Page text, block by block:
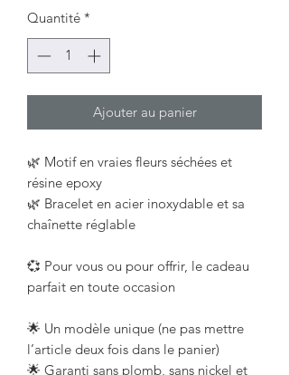
Quantité *
Ajouter au panier
🌿 Motif en vraies fleurs séchées et
résine epoxy
🌿 Bracelet en acier inoxydable et sa
chaînette réglable
💞 Pour vous ou pour offrir, le cadeau
parfait en toute occasion
🌟 Un modèle unique (ne pas mettre
l’article deux fois dans le panier)
🌟 Garanti sans plomb, sans nickel et